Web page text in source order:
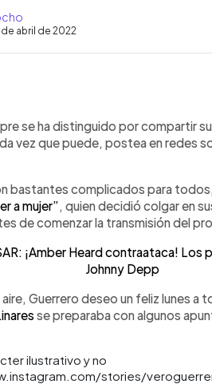
abril de 2022
se ha distinguido por compartir
vez que puede, postea en redes
bastantes complicados para
a mujer”, quien decidió colgar en
de comenzar la transmisión del
¡Amber Heard contraataca!
Johnny Depp
Guerrero deseo un feliz lunes a
se preparaba con algunos
ilustrativo y no
stories/